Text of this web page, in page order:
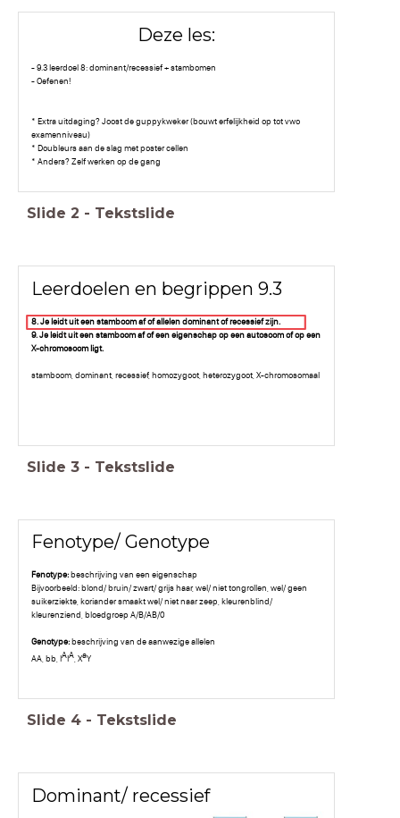
Deze les:
- 9.3 leerdoel 8: dominant/recessief + stambomen
- Oefenen!
* Extra uitdaging? Joost de guppykweker (bouwt erfelijkheid op tot vwo
examenniveau)
* Doubleurs aan de slag met poster cellen
* Anders? Zelf werken op de gang
Slide 2 - Tekstslide
Leerdoelen en begrippen 9.3
8. Je leidt uit een stamboom af of allelen dominant of recessief zijn.
9. Je leidt uit een stamboom af of een eigenschap op een autosoom of op een
X-chromosoom ligt.
stamboom, dominant, recessief, homozygoot, heterozygoot, X-chromosomaal
Slide 3 - Tekstslide
Fenotype/ Genotype
Fenotype: beschrijving van een eigenschap
Bijvoorbeeld: blond/ bruin/ zwart/ grijs haar, wel/ niet tongrollen, wel/ geen
suikerziekte, koriander smaakt wel/ niet naar zeep, kleurenblind/
kleurenziend, bloedgroep A/B/AB/0
Genotype: beschrijving van de aanwezige allelen
AA, bb, IAIA, XaY
Slide 4 - Tekstslide
Dominant/ recessief